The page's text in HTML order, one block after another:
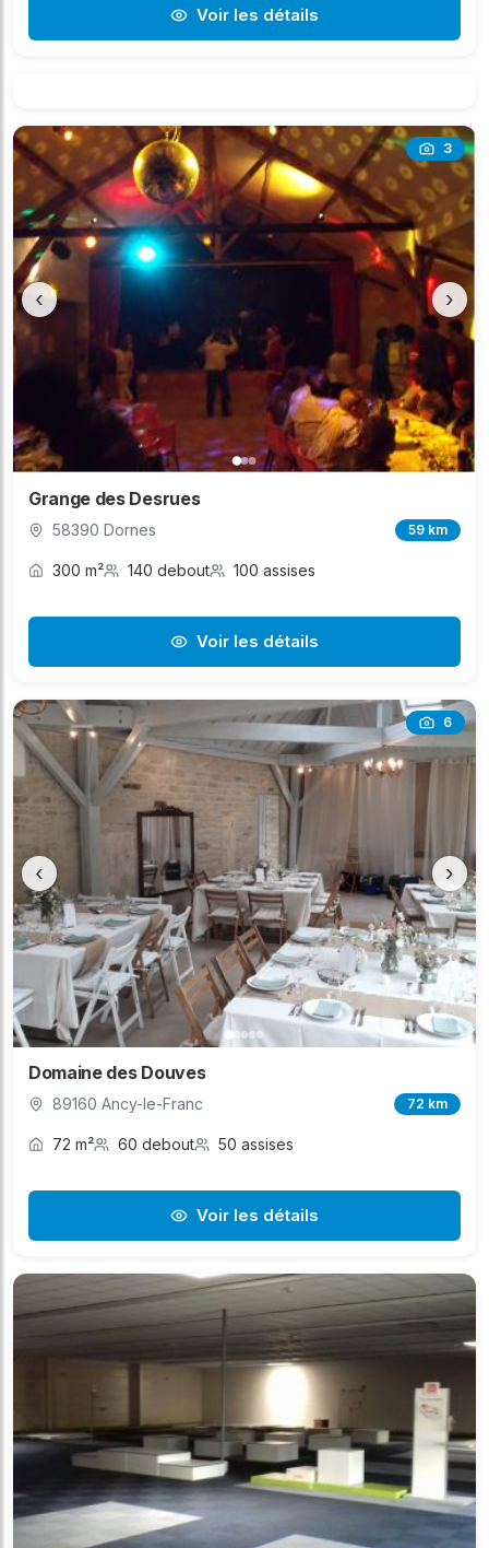
Voir les détails
3
‹ ›
Grange des Desrues
58390 Dornes 59 km
300 m² 140 debout 100 assises
Voir les détails
6
‹ ›
Domaine des Douves
89160 Ancy-le-Franc 72 km
72 m² 60 debout 50 assises
Voir les détails